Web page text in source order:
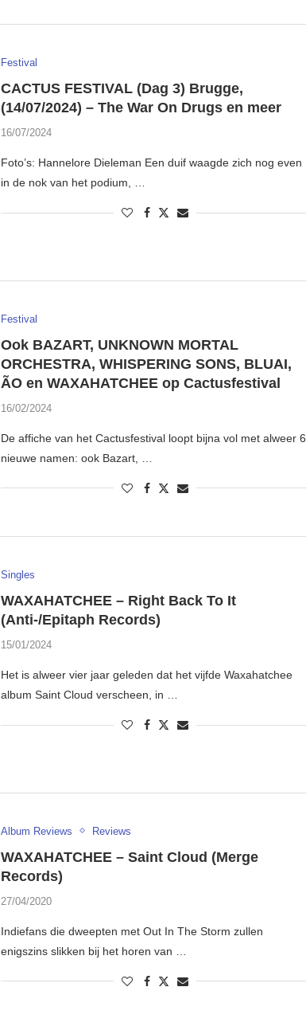
Festival
CACTUS FESTIVAL (Dag 3) Brugge,
(14/07/2024) – The War On Drugs en meer
16/07/2024
Foto’s: Hannelore Dieleman Een duif waagde zich nog even
in de nok van het podium, …
Festival
Ook BAZART, UNKNOWN MORTAL
ORCHESTRA, WHISPERING SONS, BLUAI,
ÃO en WAXAHATCHEE op Cactusfestival
16/02/2024
De affiche van het Cactusfestival loopt bijna vol met alweer 6
nieuwe namen: ook Bazart, …
Singles
WAXAHATCHEE – Right Back To It
(Anti-/Epitaph Records)
15/01/2024
Het is alweer vier jaar geleden dat het vijfde Waxahatchee
album Saint Cloud verscheen, in …
Album Reviews Reviews
WAXAHATCHEE – Saint Cloud (Merge
Records)
27/04/2020
Indiefans die dweepten met Out In The Storm zullen
enigszins slikken bij het horen van …